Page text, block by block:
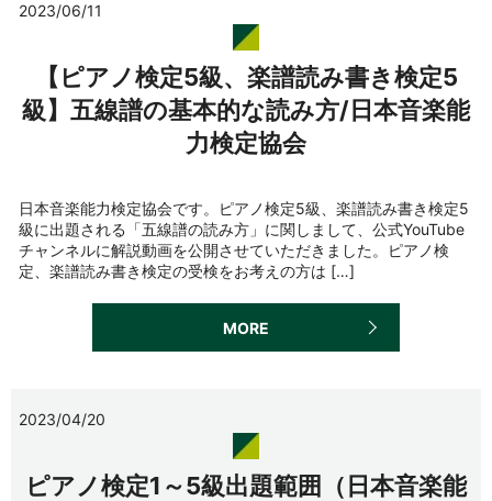
2023/06/11
【ピアノ検定5級、楽譜読み書き検定5
級】五線譜の基本的な読み方/日本音楽能
力検定協会
日本音楽能力検定協会です。ピアノ検定5級、楽譜読み書き検定5
級に出題される「五線譜の読み方」に関しまして、公式YouTube
チャンネルに解説動画を公開させていただきました。ピアノ検
定、楽譜読み書き検定の受検をお考えの方は […]
MORE
2023/04/20
ピアノ検定1～5級出題範囲（日本音楽能